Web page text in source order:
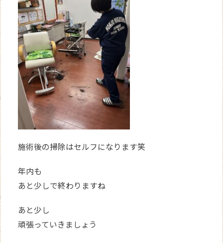
施術後の掃除はセルフになります笑
年内も
あと少しで終わりますね
あと少し
頑張っていきましょう